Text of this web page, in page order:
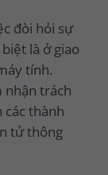
đòi hỏi sự
là ở giao
tính.
nhận trách
thành
tử thông